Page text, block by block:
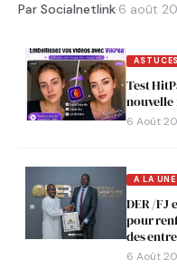
Par Socialnetlink·6 août
ASTUCES
Test
nouvelle
6 Août
A LA UNE
DER /FJ
pour
des
6 Août